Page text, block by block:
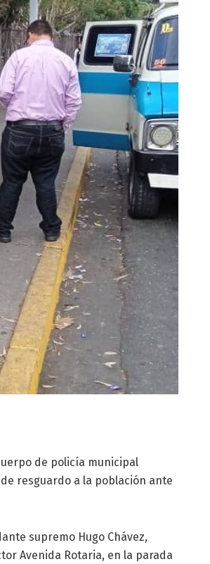
de policía municipal
resguardo a la población ante
supremo Hugo Chávez,
Avenida Rotaria, en la parada